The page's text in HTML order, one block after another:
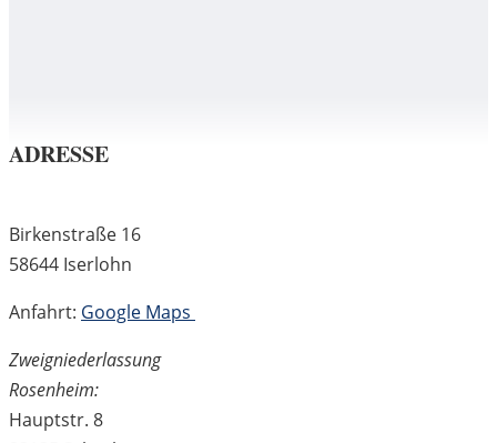
ADRESSE
Birkenstraße 16
58644 Iserlohn
Anfahrt: Google Maps
Zweigniederlassung
Rosenheim:
Hauptstr. 8